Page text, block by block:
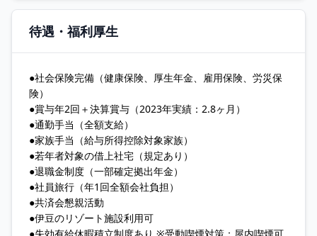
待遇・福利厚生
●社会保険完備（健康保険、厚生年金、雇用保険、労災保
険）
●賞与年2回＋決算賞与（2023年実績：2.8ヶ月）
●通勤手当（全額支給）
●家族手当（給与所得控除対象家族）
●若年者対象の借上社宅（規定あり）
●退職金制度（一部確定拠出年金）
●社員旅行（年1回全額会社負担）
●共済会懇親活動
●伊豆のリゾート施設利用可